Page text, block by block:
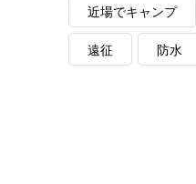
近場でキャンプ
遠征 防水